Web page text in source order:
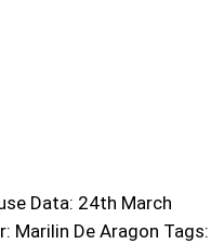
Data: 24th March
Marilin De Aragon Tags: